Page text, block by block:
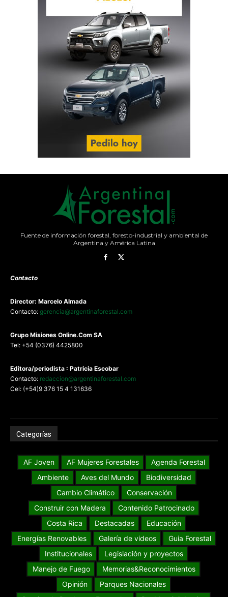
Fuente de información forestal, foresto-industrial y ambiental de
Argentina y América Latina
Contacto
Director: Marcelo Almada
Contacto: gerencia@argentinaforestal.com
Grupo Misiones Online.Com SA
Tel: +54 (0376) 4425800
Editora/periodista : Patricia Escobar
Contacto: redaccion@argentinaforestal.com
Cel: (+54)9 376 15 4 131636
Categorías
AF Joven AF Mujeres Forestales
Agenda Forestal
Ambiente
Aves del Mundo
Biodiversidad
Cambio Climático
Conservación
Construir con Madera
Contenido Patrocinado
Costa Rica
Destacadas
Educación
Energías Renovables
Galería de videos
Guia Forestal
Institucionales
Legislación y proyectos
Manejo de Fuego
Memorias&Reconocimientos
Opinión
Parques Nacionales